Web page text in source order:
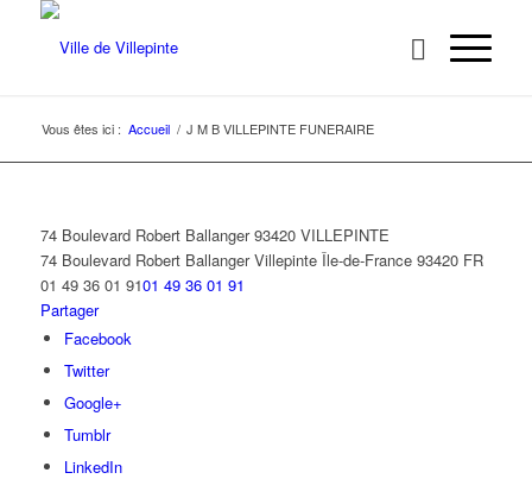
Vous êtes ici : Accueil / J M B VILLEPINTE FUNERAIRE
74 Boulevard Robert Ballanger 93420 VILLEPINTE
74 Boulevard Robert Ballanger Villepinte Île-de-France 93420 FR
01 49 36 01 9101 49 36 01 91
Partager
Facebook
Twitter
Google+
Tumblr
LinkedIn